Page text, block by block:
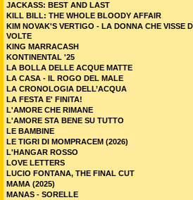
JACKASS: BEST AND LAST
KILL BILL: THE WHOLE BLOODY AFFAIR
KIM NOVAK'S VERTIGO - LA DONNA CHE VISSE
VOLTE
KING MARRACASH
KONTINENTAL '25
LA BOLLA DELLE ACQUE MATTE
LA CASA - IL ROGO DEL MALE
LA CRONOLOGIA DELL’ACQUA
LA FESTA E' FINITA!
L'AMORE CHE RIMANE
L'AMORE STA BENE SU TUTTO
LE BAMBINE
LE TIGRI DI MOMPRACEM (2026)
L'HANGAR ROSSO
LOVE LETTERS
LUCIO FONTANA, THE FINAL CUT
MAMA (2025)
MANAS - SORELLE